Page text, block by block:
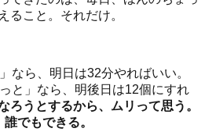
ること。それだけ。
なら、明日は32分やればいい。
と」なら、明後日は12個にすれ
ろうとするから、ムリって思う。
でもできる。